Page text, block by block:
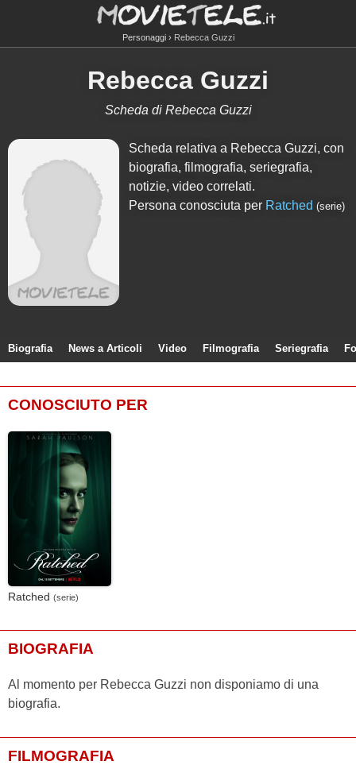
Personaggi Rebecca Guzzi
Rebecca Guzzi
Scheda di Rebecca Guzzi
Scheda relativa a Rebecca Guzzi, con
biografia, filmografia, seriegrafia,
notizie, video correlati.
Persona conosciuta per Ratched (serie)
Biografia News a Articoli Video Filmografia Seriegrafia
CONOSCIUTO PER
Ratched (serie)
BIOGRAFIA
Al momento per Rebecca Guzzi non disponiamo di una
biografia.
FILMOGRAFIA